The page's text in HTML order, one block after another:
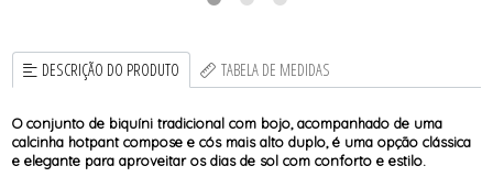
DESCRIÇÃO DO PRODUTO TABELA DE MEDIDAS
O conjunto de biquíni tradicional com bojo, acompanhado de uma
calcinha hotpant compose e cós mais alto duplo, é uma opção clássica
e elegante para aproveitar os dias de sol com conforto e estilo.